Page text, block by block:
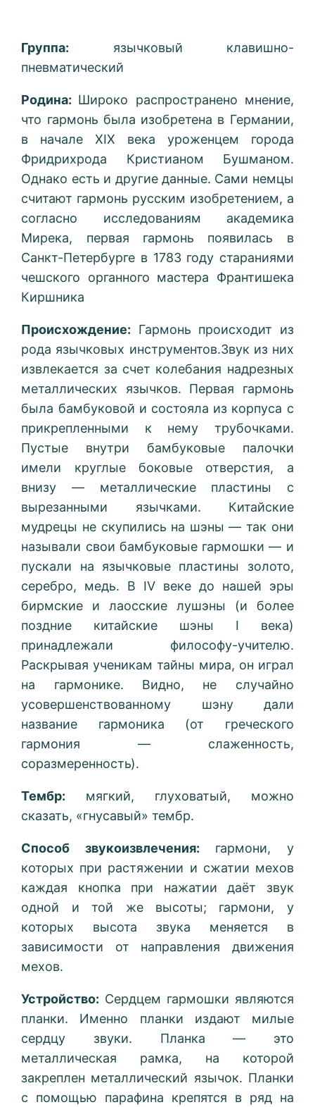
Группа: язычковый клавишно-
пневматический
Родина: Широко распространено мнение,
что гармонь была изобретена в Германии,
в начале XIX века уроженцем города
Фридрихрода Кристианом Бушманом.
Однако есть и другие данные. Сами немцы
считают гармонь русским изобретением, а
согласно исследованиям академика
Мирека, первая гармонь появилась в
Санкт-Петербурге в 1783 году стараниями
чешского органного мастера Франтишека
Киршника
Происхождение: Гармонь происходит из
рода язычковых инструментов.Звук из них
извлекается за счет колебания надрезных
металлических язычков. Первая гармонь
была бамбуковой и состояла из корпуса с
прикрепленными к нему трубочками.
Пустые внутри бамбуковые палочки
имели круглые боковые отверстия, а
внизу — металлические пластины с
вырезанными язычками. Китайские
мудрецы не скупились на шэны — так они
называли свои бамбуковые гармошки — и
пускали на язычковые пластины золото,
серебро, медь. В IV веке до нашей эры
бирмские и лаосские лушэны (и более
поздние китайские шэны I века)
принадлежали философу-учителю.
Раскрывая ученикам тайны мира, он играл
на гармонике. Видно, не случайно
усовершенствованному шэну дали
название гармоника (от греческого
гармония — слаженность,
соразмеренность).
Тембр: мягкий, глуховатый, можно
сказать, «гнусавый» тембр.
Способ звукоизвлечения: гармони, у
которых при растяжении и сжатии мехов
каждая кнопка при нажатии даёт звук
одной и той же высоты; гармони, у
которых высота звука меняется в
зависимости от направления движения
мехов.
Устройство: Сердцем гармошки являются
планки. Именно планки издают милые
сердцу звуки. Планка — это
металлическая рамка, на которой
закреплен металлический язычок. Планки
с помощью парафина крепятся в ряд на